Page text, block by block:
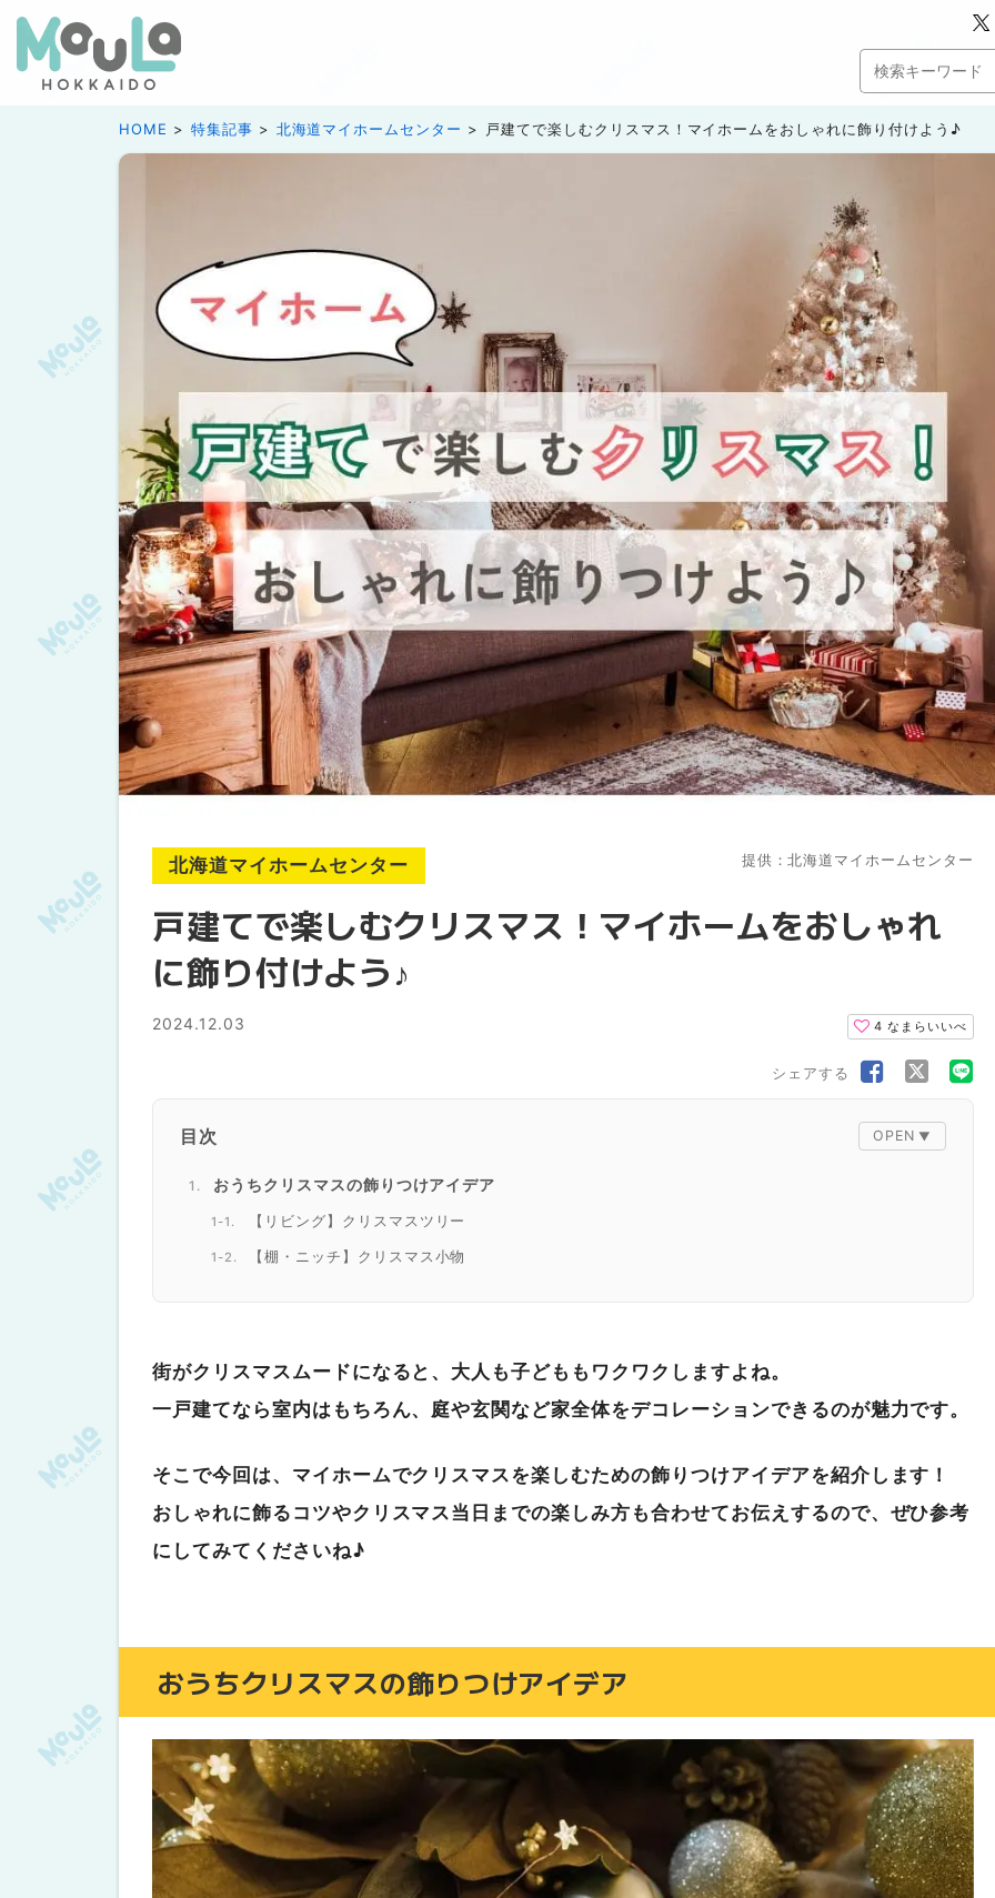
HOME 特集記事 北海道マイホームセンター 戸建てで楽しむクリスマス！マイホームをおしゃれに飾り付けよう♪
北海道マイホームセンター 提供：北海道マイホームセンター
戸建てで楽しむクリスマス！マイホームをおしゃれ
に飾り付けよう♪
2024.12.03 4 なまらいいべ
シェアする
目次
おうちクリスマスの飾りつけアイデア
【リビング】クリスマスツリー
【棚・ニッチ】クリスマス小物
【玄関】リース・スワッグ
【庭・ベランダ】イルミネーション
テーマを決める
色のバランスを見て飾る
ツリーは足元を隠す
クリスマスカラーを取り入れる
飾りを手作りする
北海道マイホームセンターの モデルハウス見学予約 はお気軽に♪
街がクリスマスムードになると、大人も子どももワクワクしますよね。
一戸建てなら室内はもちろん、庭や玄関など家全体をデコレーションできるのが魅力です。
そこで今回は、マイホームでクリスマスを楽しむための飾りつけアイデアを紹介します！
おしゃれに飾るコツやクリスマス当日までの楽しみ方も合わせてお伝えするので、ぜひ参考
にしてみてくださいね♪
おうちクリスマスの飾りつけアイデア